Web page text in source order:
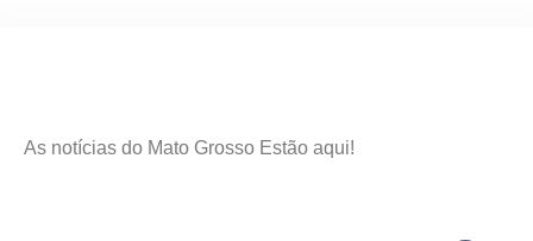
As notícias do Mato Grosso Estão aqui!